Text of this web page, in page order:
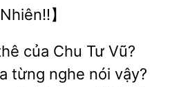
của Chu Tư Vũ?
từng nghe nói